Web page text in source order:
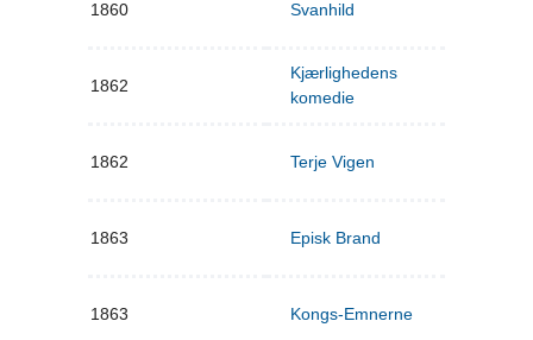
1860 Svanhild
1862
Kjærlighedens
komedie
1862 Terje Vigen
1863 Episk Brand
1863 Kongs-Emnerne